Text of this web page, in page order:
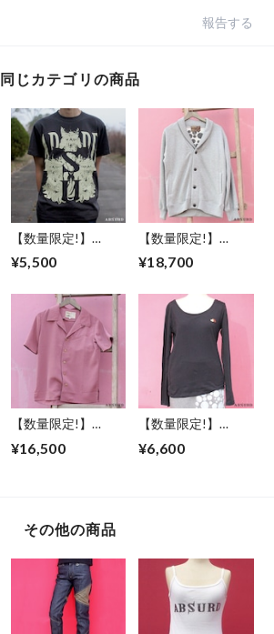
報告する
同じカテゴリの商品
【数量限定!】
ABSURD クルーネ
ックＴシャツ メン
/ L ドクロモチーフ
チャコール アブサ
ード
DOKUROKUN（C）
¥5,500
【数量限定!】
ABSURD スウェッ
トカーディガン メ
サイズ ドット柄 ア
ブサード ロゴ 裏起
毛 グレー 左右ポケ
ット DOT
¥18,700
【数量限定!】
ツ メンズ レディー
¥16,500
【数量限定!】
ック ロングＴシャ
¥6,600
その他の商品